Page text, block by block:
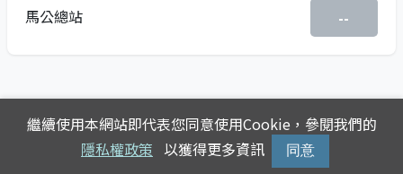
馬公總站 --
繼續使用本網站即代表您同意使用Cookie，參閱我們的
隱私權政策 以獲得更多資訊 同意